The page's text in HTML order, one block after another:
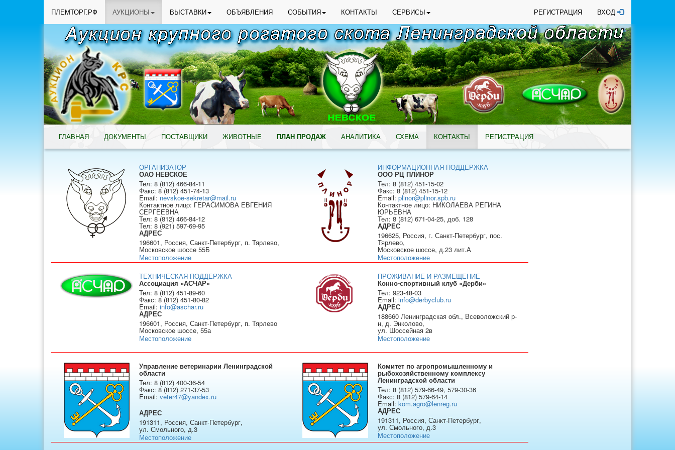
ПЛЕМТОРГ.РФ АУКЦИОНЫ ВЫСТАВКИ ОБЪЯВЛЕНИЯ СОБЫТИЯ КОНТАКТЫ СЕРВИСЫ РЕГИСТРАЦИЯ ВХОД
ГЛАВНАЯ ДОКУМЕНТЫ ПОСТАВЩИКИ ЖИВОТНЫЕ ПЛАН ПРОДАЖ АНАЛИТИКА СХЕМА КОНТАКТЫ РЕГИСТРАЦИЯ
ОРГАНИЗАТОР
ОАО НЕВСКОЕ
Тел: 8 (812) 466-84-11
Факс: 8 (812) 451-74-13
Email: nevskoe-sekretar@mail.ru
Контактное лицо: ГЕРАСИМОВА ЕВГЕНИЯ
СЕРГЕЕВНА
Тел: 8 (812) 466-84-12
Тел: 8 (921) 597-69-95
АДРЕС
196601, Россия, Санкт-Петербург, п. Тярлево,
Московское шоссе 55Б
Местоположение
ИНФОРМАЦИОННАЯ ПОДДЕРЖКА
ООО РЦ ПЛИНОР
Тел: 8 (812) 451-15-02
Факс: 8 (812) 451-15-12
Email: plinor@plinor.spb.ru
Контактное лицо: НИКОЛАЕВА РЕГИНА
ЮРЬЕВНА
Тел: 8 (812) 671-04-25, доб. 128
АДРЕС
196625, Россия, г. Санкт-Петербург, пос.
Тярлево,
Московское шоссе, д.23 лит.А
Местоположение
ТЕХНИЧЕСКАЯ ПОДДЕРЖКА
Ассоциация «АСЧАР»
Тел: 8 (812) 451-89-60
Факс: 8 (812) 451-80-82
Email: info@aschar.ru
АДРЕС
196601, Россия, Санкт-Петербург, п. Тярлево
Московское шоссе, 55а
Местоположение
ПРОЖИВАНИЕ И РАЗМЕЩЕНИЕ
Конно-спортивный клуб «Дерби»
Тел: 923-48-03
Email: info@derbyclub.ru
АДРЕС
188660 Ленинградская обл., Всеволожский р-
н, д. Энколово,
ул. Шоссейная 2в
Местоположение
Управление ветеринарии Ленинградской
области
Тел: 8 (812) 400-36-54
Факс: 8 (812) 271-37-53
Email: veter47@yandex.ru
АДРЕС
191311, Россия, Санкт-Петербург,
ул. Смольного, д.3
Местоположение
Комитет по агропромышленному и
рыбохозяйственному комплексу
Ленинградской области
Тел: 8 (812) 579-66-49, 579-30-36
Факс: 8 (812) 579-64-14
Email: kom.agro@lenreg.ru
АДРЕС
191311, Россия, Санкт-Петербург,
ул. Смольного, д.3
Местоположение